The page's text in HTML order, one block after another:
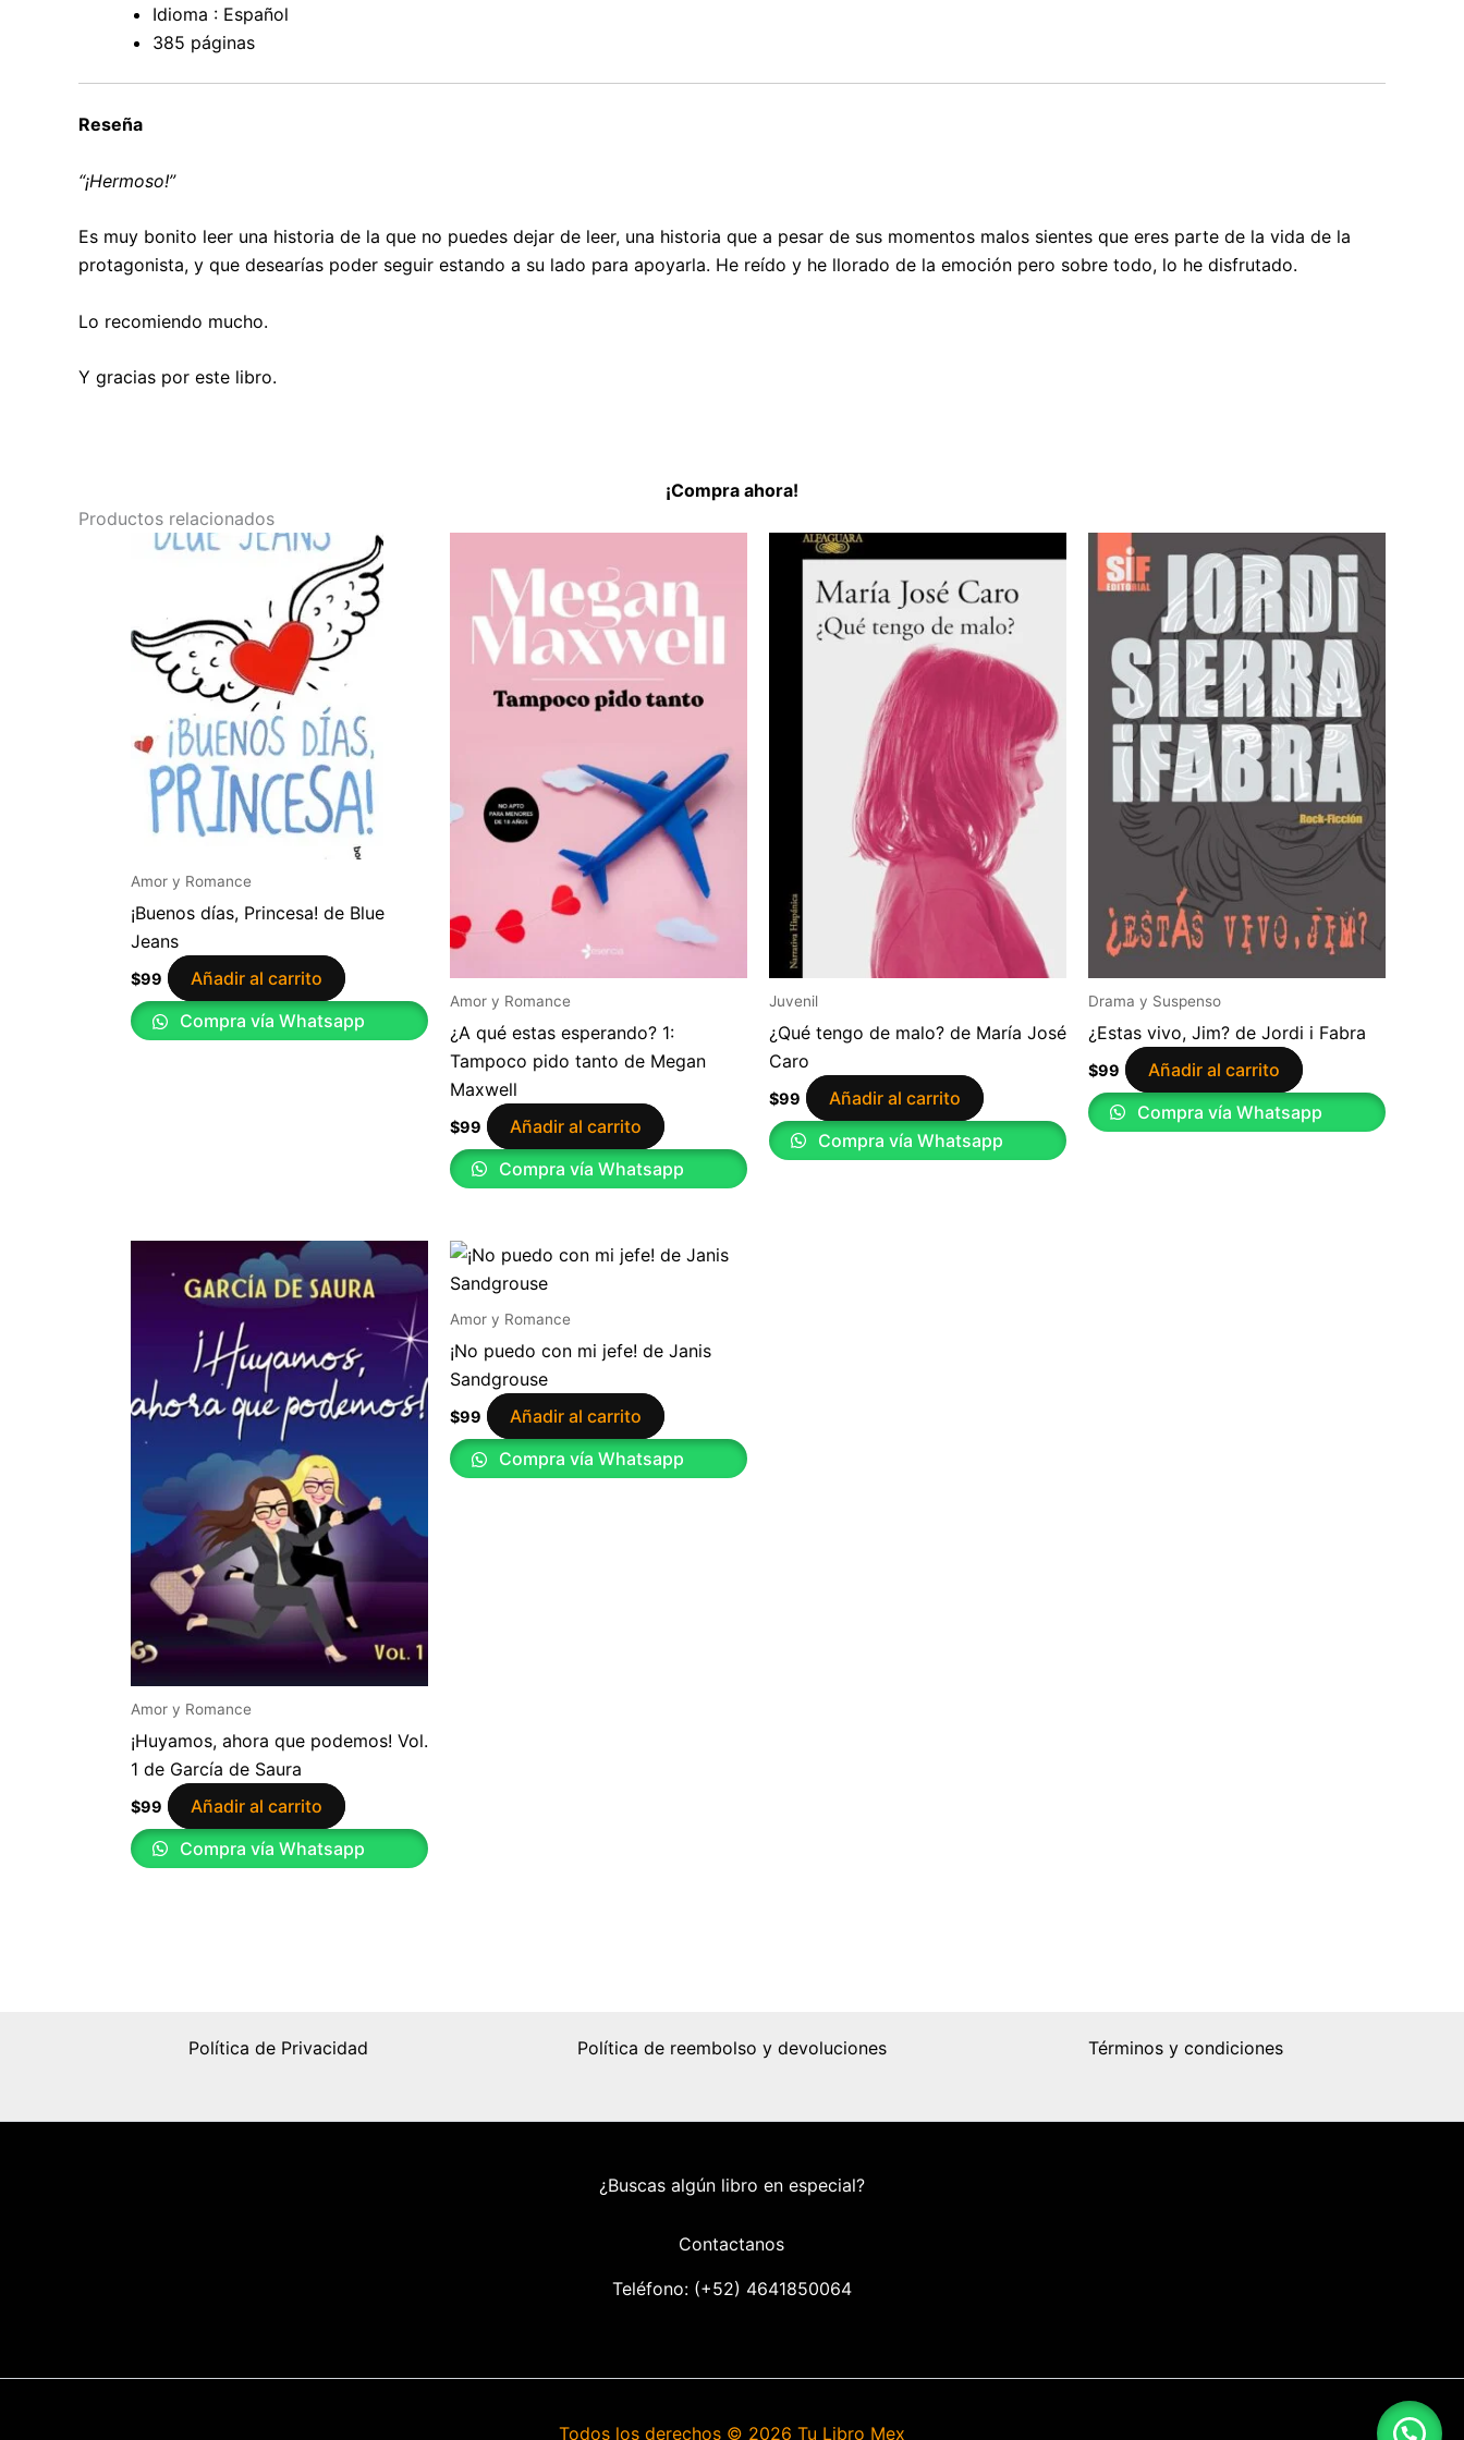
Idioma : Español
385 páginas
Reseña
“¡Hermoso!”
Es muy bonito leer una historia de la que no puedes dejar de leer, una historia que a pesar de sus momentos malos sientes que eres parte de la vida de la
protagonista, y que desearías poder seguir estando a su lado para apoyarla. He reído y he llorado de la emoción pero sobre todo, lo he disfrutado.
Lo recomiendo mucho.
Y gracias por este libro.
¡Compra ahora!
Productos relacionados
Amor y Romance
¡Buenos días, Princesa! de Blue
Jeans
$99
Añadir al carrito
Compra vía Whatsapp
Amor y Romance
¿A qué estas esperando? 1:
Tampoco pido tanto de Megan
Maxwell
$99
Añadir al carrito
Compra vía Whatsapp
Juvenil
¿Qué tengo de malo? de María José
Caro
$99
Añadir al carrito
Compra vía Whatsapp
Drama y Suspenso
¿Estas vivo, Jim? de Jordi i Fabra
$99
Añadir al carrito
Compra vía Whatsapp
Amor y Romance
¡Huyamos, ahora que podemos! Vol.
1 de García de Saura
$99
Añadir al carrito
Compra vía Whatsapp
Amor y Romance
¡No puedo con mi jefe! de Janis
Sandgrouse
$99
Añadir al carrito
Compra vía Whatsapp
Política de Privacidad Política de reembolso y devoluciones Términos y condiciones
¿Buscas algún libro en especial?
Contactanos
Teléfono: (+52) 4641850064
Todos los derechos © 2026 Tu Libro Mex